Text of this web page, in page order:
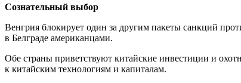
Сознательный выбор
Венгрия блокирует один за другим пакеты санкций
в Белграде американцами.
Обе страны приветствуют китайские инвестиции и
к китайским технологиям и капиталам.